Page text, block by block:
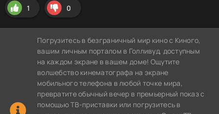
1 0
Погрузитесь в безграничный мир кино с Киного,
вашим личным порталом в Голливуд, доступным
на каждом экране в вашем доме! Ощутите
волшебство кинематографа на экране
мобильного телефона в любой точке мира,
превратите обычный вечер в премьерный показ с
помощью ТВ-приставки или погрузитесь в